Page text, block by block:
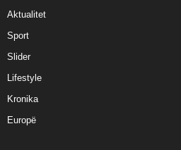
Aktualitet
Sport
Slider
Lifestyle
Kronika
Europë